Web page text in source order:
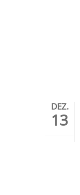
DEZ.
13